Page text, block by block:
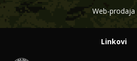
Web-prodaja
Linkovi